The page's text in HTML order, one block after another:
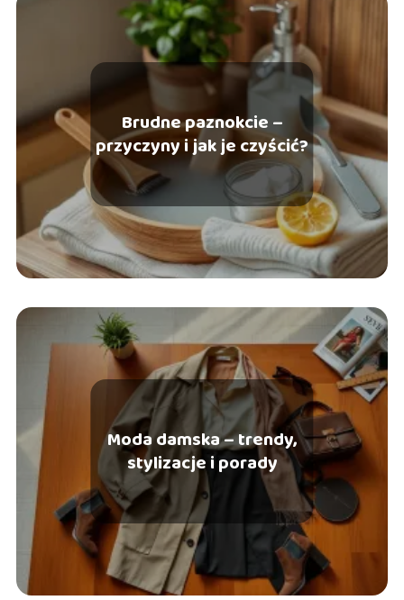
Brudne paznokcie –
przyczyny i jak je czyścić?
Moda damska – trendy,
stylizacje i porady